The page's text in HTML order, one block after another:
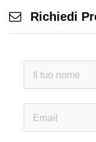
Richiedi